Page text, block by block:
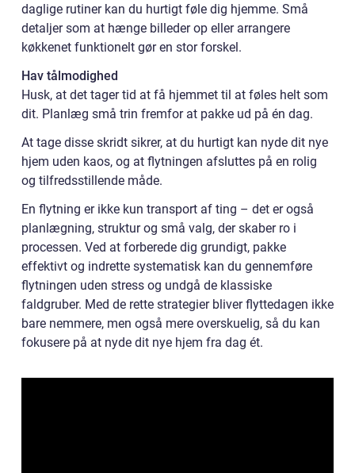
daglige rutiner kan du hurtigt føle dig hjemme. Små
detaljer som at hænge billeder op eller arrangere
køkkenet funktionelt gør en stor forskel.
Hav tålmodighed
Husk, at det tager tid at få hjemmet til at føles helt som
dit. Planlæg små trin fremfor at pakke ud på én dag.
At tage disse skridt sikrer, at du hurtigt kan nyde dit nye
hjem uden kaos, og at flytningen afsluttes på en rolig
og tilfredsstillende måde.
En flytning er ikke kun transport af ting – det er også
planlægning, struktur og små valg, der skaber ro i
processen. Ved at forberede dig grundigt, pakke
effektivt og indrette systematisk kan du gennemføre
flytningen uden stress og undgå de klassiske
faldgruber. Med de rette strategier bliver flyttedagen ikke
bare nemmere, men også mere overskuelig, så du kan
fokusere på at nyde dit nye hjem fra dag ét.